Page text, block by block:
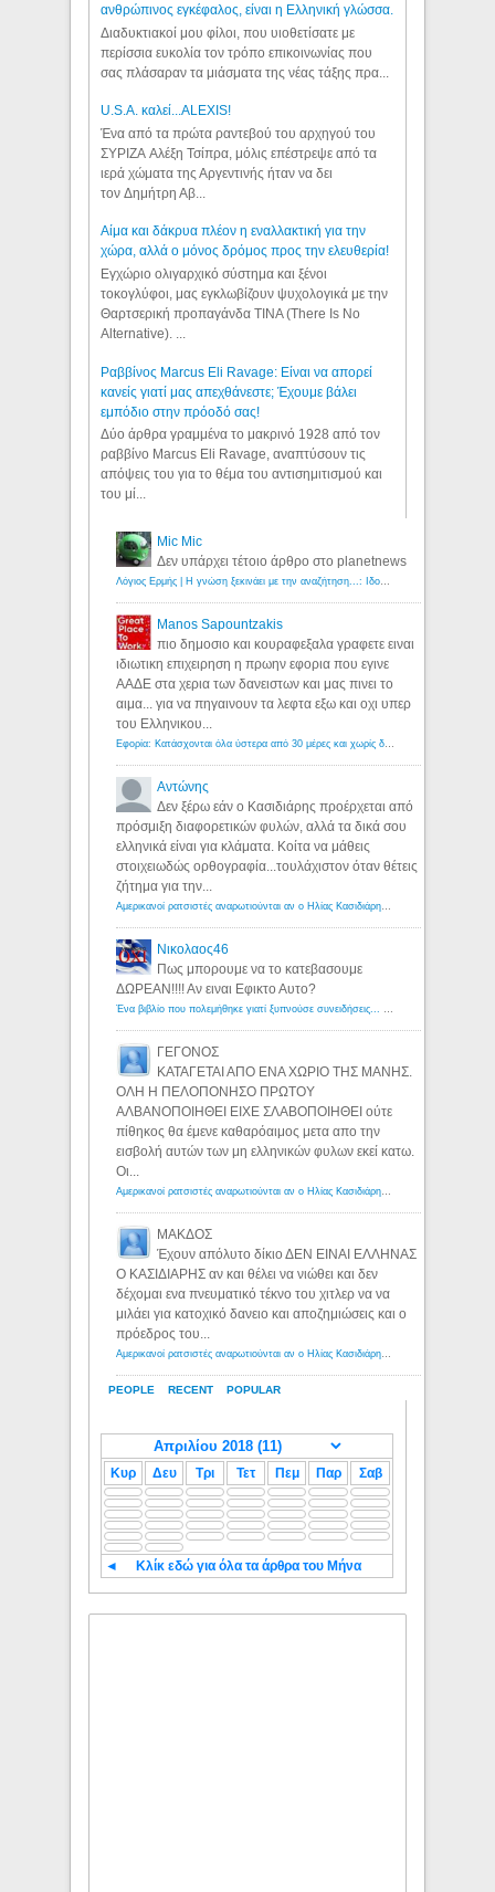
ανθρώπινος εγκέφαλος, είναι η Ελληνική γλώσσα.
Διαδυκτιακοί μου φίλοι, που υιοθετίσατε με
περίσσια ευκολία τον τρόπο επικοινωνίας που
σας πλάσαραν τα μιάσματα της νέας τάξης πρα...
U.S.A. καλεί...ALEXIS!
Ένα από τα πρώτα ραντεβού του αρχηγού του
ΣΥΡΙΖΑ Αλέξη Τσίπρα, μόλις επέστρεψε από τα
ιερά χώματα της Αργεντινής ήταν να δει
τον Δημήτρη Αβ...
Αίμα και δάκρυα πλέον η εναλλακτική για την
χώρα, αλλά ο μόνος δρόμος προς την ελευθερία!
Εγχώριο ολιγαρχικό σύστημα και ξένοι
τοκογλύφοι, μας εγκλωβίζουν ψυχολογικά με την
Θαρτσερική προπαγάνδα TINA (There Is No
Alternative). ...
Ραββίνος Marcus Eli Ravage: Είναι να απορεί
κανείς γιατί μας απεχθάνεστε; Έχουμε βάλει
εμπόδιο στην πρόοδό σας!
Δύο άρθρα γραμμένα το μακρινό 1928 από τον
ραββίνο Marcus Eli Ravage, αναπτύσουν τις
απόψεις του για το θέμα του αντισημιτισμού και
του μί...
PEOPLE RECENT POPULAR
Mic Mic
Δεν υπάρχει τέτοιο άρθρο στο planetnews
Λόγιος Ερμής | Η γνώση ξεκινάει με την αναζήτηση...: Ιδού οι 18 που χρωστούν 11 δις ευρώ!
Manos Sapountzakis
πιο δημοσιο και κουραφεξαλα γραφετε ειναι
ιδιωτικη επιχειρηση η πρωην εφορια που εγινε
ΑΑΔΕ στα χερια των δανειστων και μας πινει το
αιμα... για να πηγαινουν τα λεφτα εξω και οχι υπερ
του Ελληνικου...
Εφορία: Κατάσχονται όλα ύστερα από 30 μέρες και χωρίς δικαστικές αποφάσεις - Λόγιος Ερμής
Αντώνης
Δεν ξέρω εάν ο Κασιδιάρης προέρχεται από
πρόσμιξη διαφορετικών φυλών, αλλά τα δικά σου
ελληνικά είναι για κλάματα. Κοίτα να μάθεις
στοιχειωδώς ορθογραφία...τουλάχιστον όταν θέτεις
ζήτημα για την...
Αμερικανοί ρατσιστές αναρωτιούνται αν ο Ηλίας Κασιδιάρης ανήκει στη λευκή φυλή... - Λόγιος Ερμής
Νικολαος46
Πως μπορουμε να το κατεβασουμε
ΔΩΡΕΑΝ!!!! Αν ειναι Εφικτο Αυτο?
Ένα βιβλίο που πολεμήθηκε γιατί ξυπνούσε συνειδήσεις... - Λόγιος Ερμής | Η γνώση ξεκινάει με την αναζήτηση...
ΓΕΓΟΝΟΣ
ΚΑΤΑΓΕΤΑΙ ΑΠΟ ΕΝΑ ΧΩΡΙΟ ΤΗΣ ΜΑΝΗΣ.
ΟΛΗ Η ΠΕΛΟΠΟΝΗΣΟ ΠΡΩΤΟΥ
ΑΛΒΑΝΟΠΟΙΗΘΕΙ ΕΙΧΕ ΣΛΑΒΟΠΟΙΗΘΕΙ ούτε
πίθηκος θα έμενε καθαρόαιμος μετα απο την
εισβολή αυτών των μη ελληνικών φυλων εκεί κατω.
Οι...
Αμερικανοί ρατσιστές αναρωτιούνται αν ο Ηλίας Κασιδιάρης ανήκει στη λευκή φυλή... - Λόγιος Ερμής
ΜΑΚΔΟΣ
Έχουν απόλυτο δίκιο ΔΕΝ ΕΙΝΑΙ ΕΛΛΗΝΑΣ
Ο ΚΑΣΙΔΙΑΡΗΣ αν και θέλει να νιώθει και δεν
δέχομαι ενα πνευματικό τέκνο του χιτλερ να να
μιλάει για κατοχικό δανειο και αποζημιώσεις και ο
πρόεδρος του...
Αμερικανοί ρατσιστές αναρωτιούνται αν ο Ηλίας Κασιδιάρης ανήκει στη λευκή φυλή... - Λόγιος Ερμής
Κυρ Δευ Τρι Τετ Πεμ Παρ Σαβ
◄ Κλίκ εδώ για όλα τα άρθρα του Μήνα